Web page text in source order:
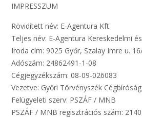
IMPRESSZUM
Rövidített név: E-Agentura Kft.
Teljes név: E-Agentura Kereskedelmi
Iroda cím: 9025 Győr, Szalay Imre u.
Adószám: 24862491-1-08
Cégjegyzékszám: 08-09-026083
Vezetve: Győri Törvényszék
Felügyeleti szerv: PSZÁF / MNB
PSZÁF / MNB regisztrációs szám: